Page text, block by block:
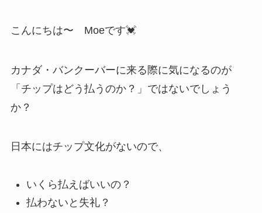
こんにちは〜 Moeです💓
カナダ・バンクーバーに来る際に気になるのが
「チップはどう払うのか？」ではないでしょう
か？
日本にはチップ文化がないので、
いくら払えばいいの？
払わないと失礼？